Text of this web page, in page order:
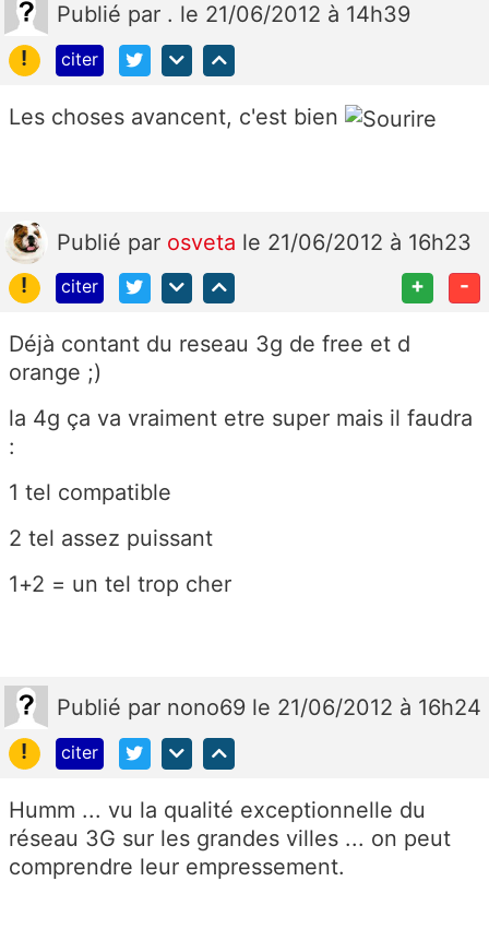
Publié par . le 21/06/2012 à 14h39
!
citer
Les choses avancent, c'est bien
Publié par osveta le 21/06/2012 à 16h23
!
citer + -
Déjà contant du reseau 3g de free et d
orange ;)
la 4g ça va vraiment etre super mais il faudra
:
1 tel compatible
2 tel assez puissant
1+2 = un tel trop cher
Publié par nono69 le 21/06/2012 à 16h24
!
citer
Humm ... vu la qualité exceptionnelle du
réseau 3G sur les grandes villes ... on peut
comprendre leur empressement.